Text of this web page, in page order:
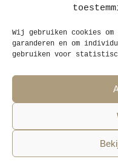
Wij gebruiken cookies
garanderen en om
gebruiken voor
een sterk
huiselijkheid
Volg STAUT op
Privacy verklaring